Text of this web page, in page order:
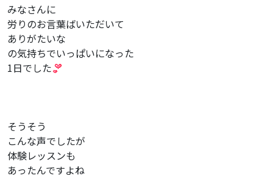
みなさんに
労りのお言葉ばいただいて
ありがたいな
の気持ちでいっぱいになった
1日でした
そうそう
こんな声でしたが
体験レッスンも
あったんですよね